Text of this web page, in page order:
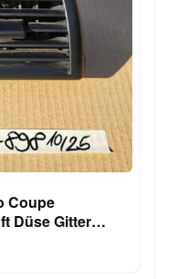
Coupe
Düse Gitter